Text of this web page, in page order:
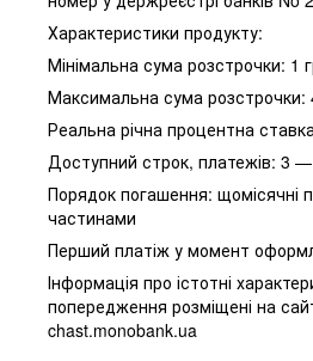
Характеристики продукту:
Мінімальна сума розстрочки: 1
Максимальна сума розстрочки:
Реальна річна процентна
Доступний строк, платежів: 3
Порядок погашення: щомісячні
частинами
Перший платіж у момент
Інформація про істотні
попередження розміщені на
chast.monobank.ua